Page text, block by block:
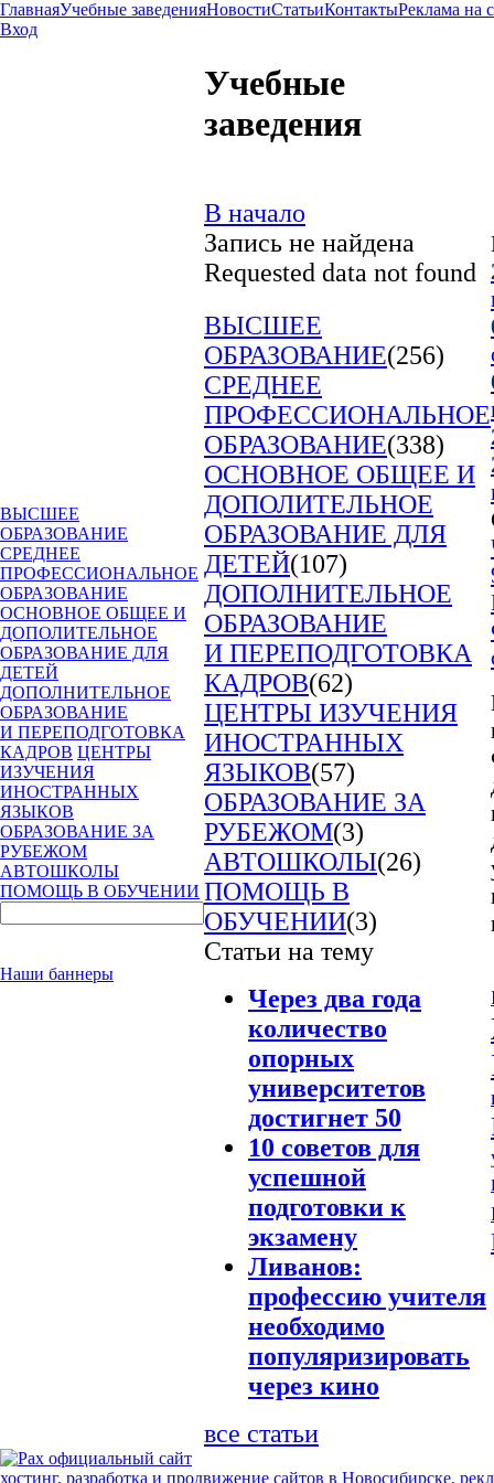
ГлавнаяУчебные заведенияНовостиСтатьиКонтактыРеклама на
Вход
ВЫСШЕЕ
ОБРАЗОВАНИЕ
СРЕДНЕЕ
ПРОФЕССИОНАЛЬНОЕ
ОБРАЗОВАНИЕ
ОСНОВНОЕ ОБЩЕЕ И
ДОПОЛИТЕЛЬНОЕ
ОБРАЗОВАНИЕ ДЛЯ
ДЕТЕЙ
ДОПОЛНИТЕЛЬНОЕ
ОБРАЗОВАНИЕ
И ПЕРЕПОДГОТОВКА
КАДРОВ ЦЕНТРЫ
ИЗУЧЕНИЯ
ИНОСТРАННЫХ
ЯЗЫКОВ
ОБРАЗОВАНИЕ ЗА
РУБЕЖОМ
АВТОШКОЛЫ
ПОМОЩЬ В ОБУЧЕНИИ
Наши баннеры
Учебные
заведения
В начало
Запись не найдена
Requested data not found
ВЫСШЕЕ
ОБРАЗОВАНИЕ(256)
СРЕДНЕЕ
ПРОФЕССИОНАЛЬНОЕ
ОБРАЗОВАНИЕ(338)
ОСНОВНОЕ ОБЩЕЕ И
ДОПОЛИТЕЛЬНОЕ
ОБРАЗОВАНИЕ ДЛЯ
ДЕТЕЙ(107)
ДОПОЛНИТЕЛЬНОЕ
ОБРАЗОВАНИЕ
И ПЕРЕПОДГОТОВКА
КАДРОВ(62)
ЦЕНТРЫ ИЗУЧЕНИЯ
ИНОСТРАННЫХ
ЯЗЫКОВ(57)
ОБРАЗОВАНИЕ ЗА
РУБЕЖОМ(3)
АВТОШКОЛЫ(26)
ПОМОЩЬ В
ОБУЧЕНИИ(3)
Статьи на тему
Через два года
количество
опорных
университетов
достигнет 50
10 советов для
успешной
подготовки к
экзамену
Ливанов:
профессию учителя
необходимо
популяризировать
через кино
все статьи
хостинг, разработка и продвижение сайтов в Новосибирске,